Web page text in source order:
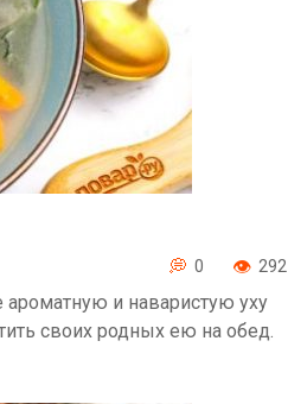
0 292
и наваристую уху
своих родных ею на обед.